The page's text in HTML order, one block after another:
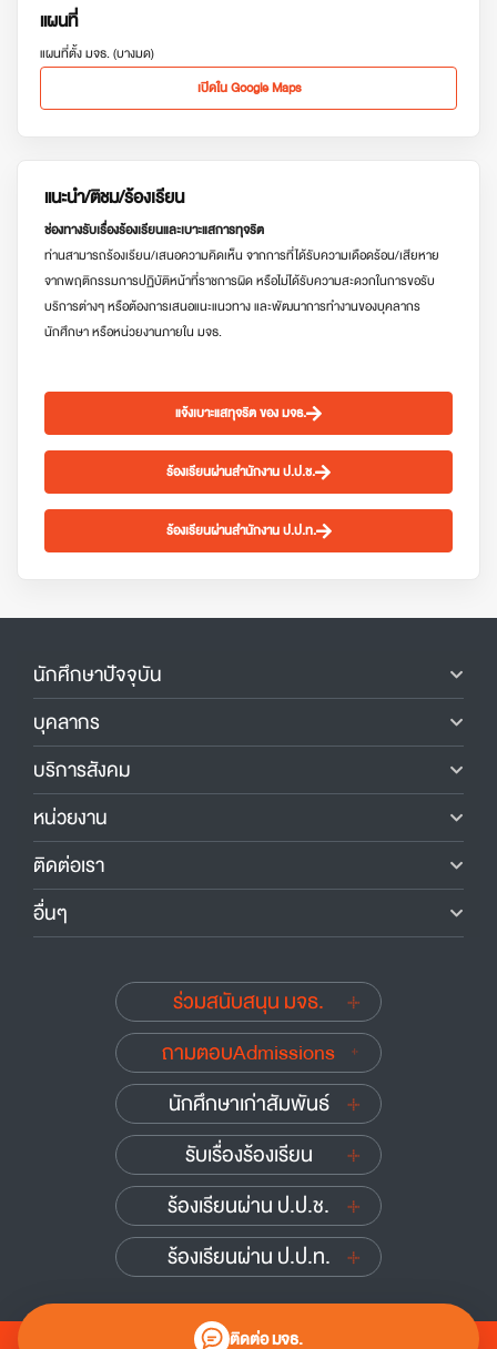
แผนที่
แผนที่ตั้ง มจธ. (บางมด)
เปิดใน Google Maps
แนะนำ/ติชม/ร้องเรียน
ช่องทางรับเรื่องร้องเรียนและเบาะแสการทุจริต
ท่านสามารถร้องเรียน/เสนอความคิดเห็น จากการที่ได้รับความเดือดร้อน/เสียหาย
จากพฤติกรรมการปฏิบัติหน้าที่ราชการผิด หรือไม่ได้รับความสะดวกในการขอรับ
บริการต่างๆ หรือต้องการเสนอแนะแนวทาง และพัฒนาการทำงานของบุคลากร
นักศึกษา หรือหน่วยงานภายใน มจธ.
แจ้งเบาะแสทุจริต ของ มจธ.
ร้องเรียนผ่านสำนักงาน ป.ป.ช.
ร้องเรียนผ่านสำนักงาน ป.ป.ท.
ติดต่อ มจธ.
นักศึกษาปัจจุบัน
บุคลากร
บริการสังคม
หน่วยงาน
ติดต่อเรา
อื่นๆ
ร่วมสนับสนุน มจธ.
ถามตอบAdmissions
นักศึกษาเก่าสัมพันธ์
รับเรื่องร้องเรียน
ร้องเรียนผ่าน ป.ป.ช.
ร้องเรียนผ่าน ป.ป.ท.